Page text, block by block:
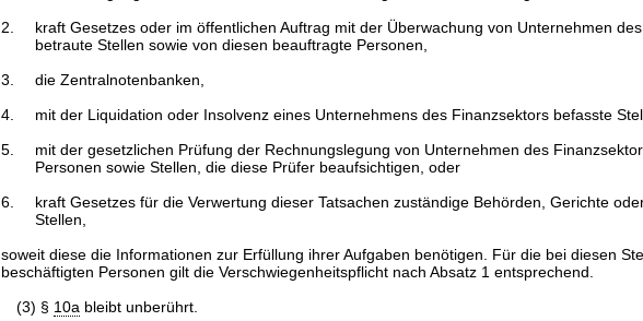
2.
kraft Gesetzes oder im öffentlichen Auftrag mit der Überwachung von Unternehmen
betraute Stellen sowie von diesen beauftragte Personen,
3.
die Zentralnotenbanken,
4.
mit der Liquidation oder Insolvenz eines Unternehmens des Finanzsektors befasste
5.
mit der gesetzlichen Prüfung der Rechnungslegung von Unternehmen des
Personen sowie Stellen, die diese Prüfer beaufsichtigen, oder
6.
kraft Gesetzes für die Verwertung dieser Tatsachen zuständige Behörden, Gerichte
Stellen,
soweit diese die Informationen zur Erfüllung ihrer Aufgaben benötigen. Für die bei diesen
beschäftigten Personen gilt die Verschwiegenheitspflicht nach Absatz 1 entsprechend.
(3) § 10a bleibt unberührt.